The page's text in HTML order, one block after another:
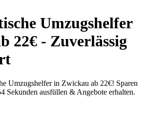
Umzugshelfer
22€ - Zuverlässig
Umzugshelfer in Zwickau ab 22€! Sparen
Sekunden ausfüllen & Angebote erhalten.